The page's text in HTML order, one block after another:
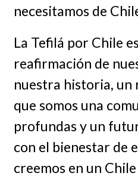
necesitamos de
La Tefilá por Chile
reafirmación de
nuestra historia,
que somos una
profundas y un
con el bienestar de
creemos en un